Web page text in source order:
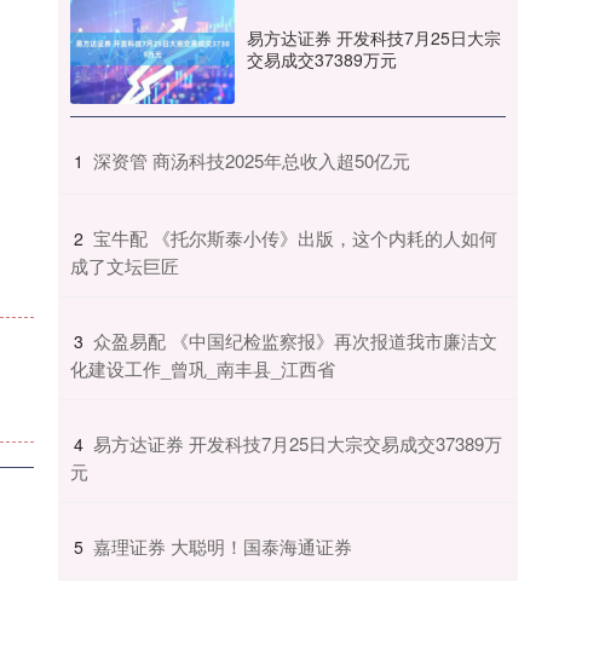
易方达证券 开发科技7月25日大宗
交易成交37389万元
1 ​深资管 商汤科技2025年总收入超50亿元
2 ​宝牛配 《托尔斯泰小传》出版，这个内耗的人如何
成了文坛巨匠
3 ​众盈易配 《中国纪检监察报》再次报道我市廉洁文
化建设工作_曾巩_南丰县_江西省
4 ​易方达证券 开发科技7月25日大宗交易成交37389万
元
5 ​嘉理证券 大聪明！国泰海通证券